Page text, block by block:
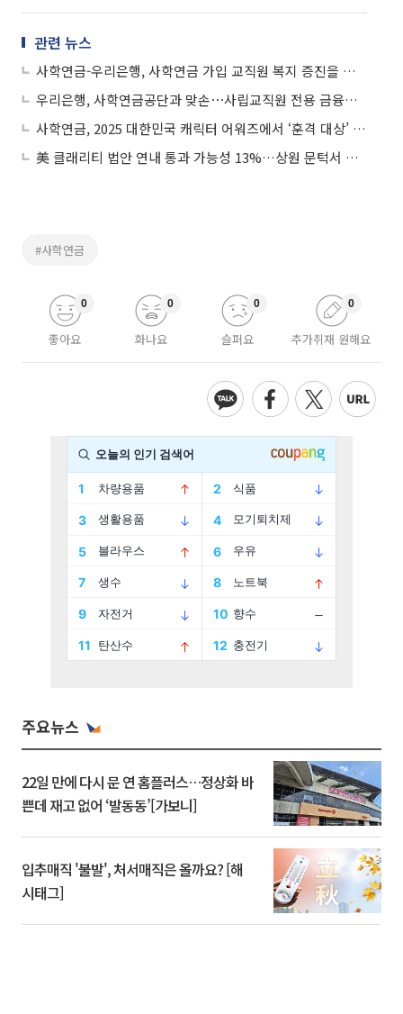
관련 뉴스
사학연금-우리은행, 사학연금 가입 교직원 복지 증진을 위한 업무협약 체결
우리은행, 사학연금공단과 맞손⋯사립교직원 전용 금융상품 만든다
사학연금, 2025 대한민국 캐릭터 어워즈에서 ‘훈격 대상’ 수상
美 클래리티 법안 연내 통과 가능성 13%…상원 문턱서 제동
#사학연금
좋아요
0
화나요
0
슬퍼요
0
추가취재 원해요
0
주요뉴스
22일 만에 다시 문 연 홈플러스…정상화 바
쁜데 재고 없어 ‘발동동’[가보니]
입추매직 '불발', 처서매직은 올까요? [해
시태그]